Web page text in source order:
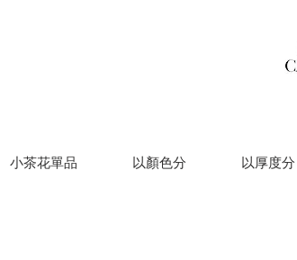
小茶花單品 以顏色分 以厚度分